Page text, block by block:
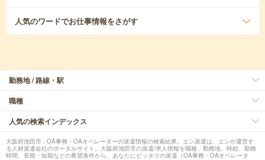
人気のワードでお仕事情報をさがす
勤務地 / 路線・駅
職種
人気の検索インデックス
大阪府池田市 - OA事務・OAオペレーターの派遣情報の検索結果。エン派遣は、エンが運営す
る人材派遣会社のポータルサイト。大阪府池田市の派遣/求人情報を職種、勤務地、時給、勤務
時間、長期・短期などの希望条件から、あなたにピッタリの派遣（OA事務・OAオペレータ